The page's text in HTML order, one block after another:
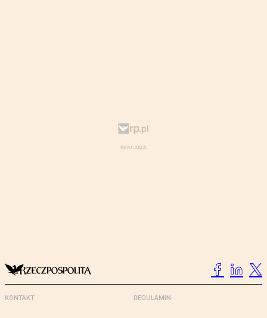
KONTAKT REGULAMIN